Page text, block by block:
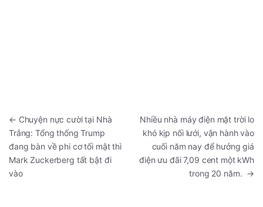
← Chuyện nực cười tại Nhà
Trắng: Tổng thống Trump
đang bàn về phi cơ tối mật thì
Mark Zuckerberg tất bật đi
vào
Nhiều nhà máy điện mặt trời lo
khó kịp nối lưới, vận hành vào
cuối năm nay để hưởng giá
điện ưu đãi 7,09 cent một kWh
trong 20 năm. →